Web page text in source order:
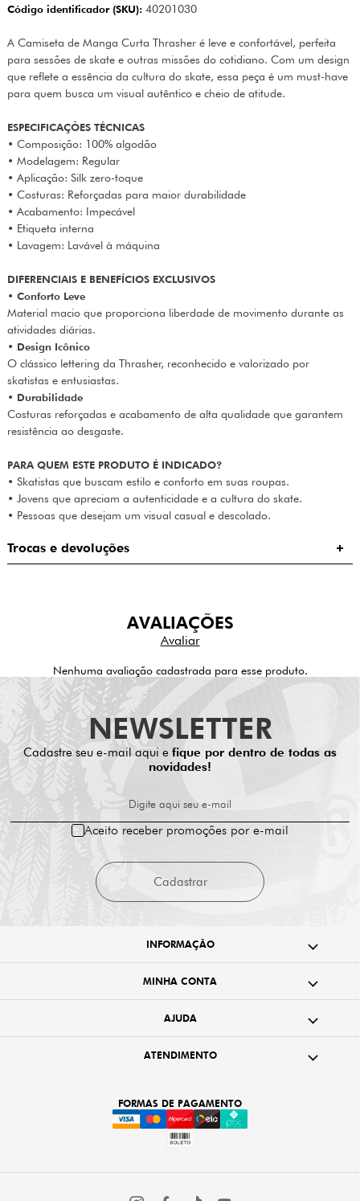
Código identificador (SKU):40201030
A Camiseta de Manga Curta Thrasher é leve e confortável, perfeita
para sessões de skate e outras missões do cotidiano. Com um design
que reflete a essência da cultura do skate, essa peça é um must-have
para quem busca um visual autêntico e cheio de atitude.
ESPECIFICAÇÕES TÉCNICAS
• Composição: 100% algodão
• Modelagem: Regular
• Aplicação: Silk zero-toque
• Costuras: Reforçadas para maior durabilidade
• Acabamento: Impecável
• Etiqueta interna
• Lavagem: Lavável à máquina
DIFERENCIAIS E BENEFÍCIOS EXCLUSIVOS
• Conforto Leve
Material macio que proporciona liberdade de movimento durante as
atividades diárias.
• Design Icônico
O clássico lettering da Thrasher, reconhecido e valorizado por
skatistas e entusiastas.
• Durabilidade
Costuras reforçadas e acabamento de alta qualidade que garantem
resistência ao desgaste.
PARA QUEM ESTE PRODUTO É INDICADO?
• Skatistas que buscam estilo e conforto em suas roupas.
• Jovens que apreciam a autenticidade e a cultura do skate.
• Pessoas que desejam um visual casual e descolado.
Trocas e devoluções
AVALIAÇÕES
Nenhuma avaliação cadastrada para esse produto.
NEWSLETTER
Cadastre seu e-mail aqui e fique por dentro de todas as
novidades!
Digite aqui seu e-mail
Cadastrar
Aceito receber promoções por e-mail
INFORMAÇÃO
MINHA CONTA
AJUDA
ATENDIMENTO
FORMAS DE PAGAMENTO